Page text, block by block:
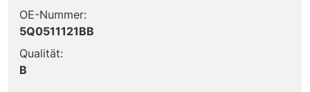
OE-Nummer:
5Q0511121BB
Qualität:
B